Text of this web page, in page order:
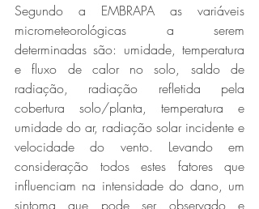
Segundo a EMBRAPA as variáveis
micrometeorológicas a serem
determinadas são: umidade, temperatura
e fluxo de calor no solo, saldo de
radiação, radiação refletida pela
cobertura solo/planta, temperatura e
umidade do ar, radiação solar incidente e
velocidade do vento. Levando em
consideração todos estes fatores que
influenciam na intensidade do dano, um
sintoma que pode ser observado e